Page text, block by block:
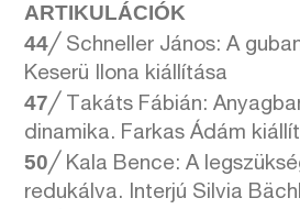
ARTIKULÁCIÓK
44╱ Schneller János: A
Keserü Ilona kiállítása
47╱
Takáts Fábián:
dinamika. Farkas Ádám
50╱ Kala Bence: A
redukálva. Interjú Silvia